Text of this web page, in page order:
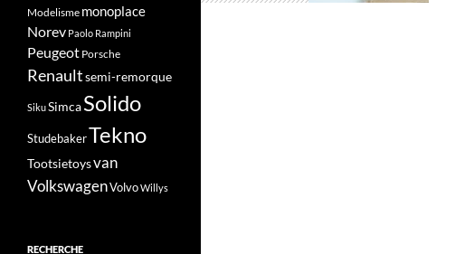
Modelisme monoplace
Norev Paolo Rampini
Peugeot Porsche
Renaultsemi-remorque
SikuSimcaSolido
StudebakerTekno
Tootsietoysvan
VolkswagenVolvoWillys
RECHERCHE